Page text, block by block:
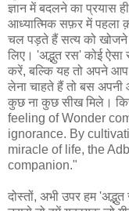
ज्ञान में बदलने का प्रयास
आध्यात्मिक सफ़र में पहला
चल पड़ते हैं सत्य को खोजने
लिए। 'अद्भुत रस' कोई
करें, बल्कि यह तो अपने
लेना चाहते हैं तो बस
कुछ ना कुछ सीख मिले।
feeling of Wonder
ignorance. By
miracle of life, the
companion."
दोस्तों, अभी उपर हम